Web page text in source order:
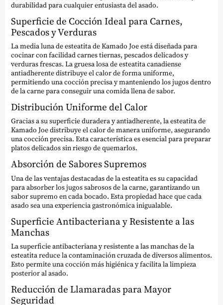
durabilidad para cualquier entusiasta del asado.
Superficie de Cocción Ideal para Carnes,
Pescados y Verduras
La media luna de esteatita de Kamado Joe está diseñada para
cocinar con facilidad carnes tiernas, pescados delicados y
verduras frescas. La gruesa losa de esteatita canadiense
antiadherente distribuye el calor de forma uniforme,
permitiendo una cocción precisa y manteniendo los jugos dentro
de la carne para conseguir una comida llena de sabor.
Distribución Uniforme del Calor
Gracias a su superficie duradera y antiadherente, la esteatita de
Kamado Joe distribuye el calor de manera uniforme, asegurando
una cocción precisa. Esta característica es esencial para preparar
platos delicados sin riesgo de quemarlos.
Absorción de Sabores Supremos
Una de las ventajas destacadas de la esteatita es su capacidad
para absorber los jugos sabrosos de la carne, garantizando un
sabor supremo en cada bocado. Esta propiedad hace que cada
asado sea una experiencia gastronómica inigualable.
Superficie Antibacteriana y Resistente a las
Manchas
La superficie antibacteriana y resistente a las manchas de la
esteatita reduce la contaminación cruzada de diversos alimentos.
Esto permite una cocción más higiénica y facilita la limpieza
posterior al asado.
Reducción de Llamaradas para Mayor
Seguridad